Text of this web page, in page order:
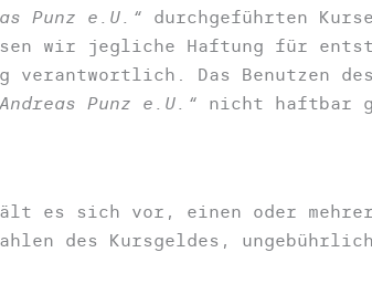
Punz e.U.“ durchgeführten
wir jegliche Haftung für
verantwortlich. Das
Punz e.U.“ nicht haftbar
es sich vor, einen oder
des Kursgeldes,